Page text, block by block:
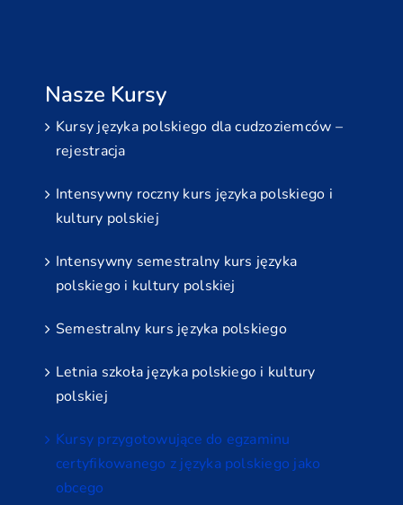
Nasze Kursy
Kursy języka polskiego dla cudzoziemców –
rejestracja
Intensywny roczny kurs języka polskiego i
kultury polskiej
Intensywny semestralny kurs języka
polskiego i kultury polskiej
Semestralny kurs języka polskiego
Letnia szkoła języka polskiego i kultury
polskiej
Kursy przygotowujące do egzaminu
certyfikowanego z języka polskiego jako
obcego